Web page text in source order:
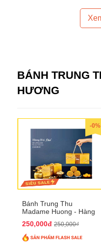
BÁNH TRUNG
HƯƠNG
-0%
Bánh Trung Thu
Madame Huong - Hàng
250,000đ 250,000₫